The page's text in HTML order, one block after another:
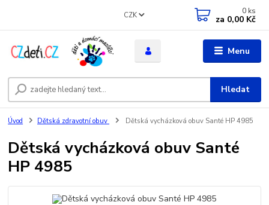
Menu
CZK
Hledat
0 ks
za 0,00 Kč
Úvod Dětská zdravotní obuv Dětská vycházková obuv Santé HP 4985
Dětská vycházková obuv Santé
HP 4985